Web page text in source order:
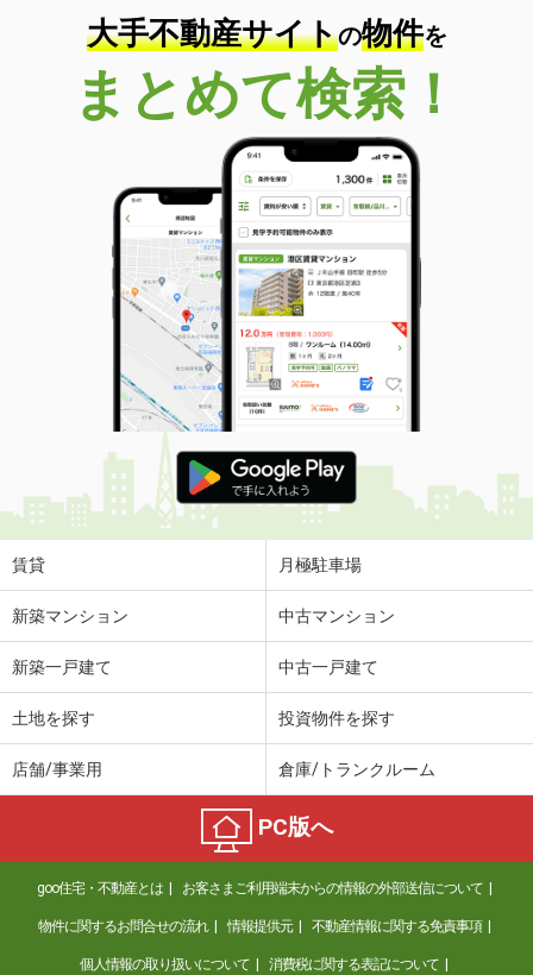
専有面積 25.26m²
間取り
1DK
京都府京都市左京区東丸太町
6.70万円
住 所
京都府京都市左京区東丸太町
専有面積
28.55m²
間取り
1K
京都府京都市下京区西七条北月読町
価 格
7.14万円
住 所
京都府京都市下京区西七条北月読町
専有面積 24.14m²
間取り
1K
京都府京都市伏見区深草直違橋８丁目
価 格
住 所
京都府京都市伏見区深草直違橋８丁目
間取り
1K
京都府京都市下京区四条通油小路東入傘鉾町
京都府京都市下京区四条通油小路東入
傘鉾町
間取り
1K
京都府京都市南区吉祥院政所町
価 格
7万円
住 所
京都府京都市南区吉祥院政所町
大手不動産サイトの物件を
まとめて検索！
賃貸 月極駐車場
新築マンション 中古マンション
新築一戸建て 中古一戸建て
土地を探す 投資物件を探す
店舗/事業用 倉庫/トランクルーム
PC版へ
goo住宅・不動産とは お客さまご利用端末からの情報の外部送信について
物件に関するお問合せの流れ 情報提供元 不動産情報に関する免責事項
個人情報の取り扱いについて 消費税に関する表記について